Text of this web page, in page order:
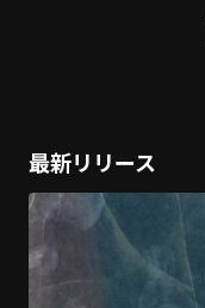
最新リリース